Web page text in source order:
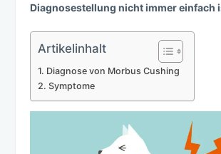
Diagnosestellung nicht immer einfach
Artikelinhalt
Diagnose von Morbus Cushing
Symptome